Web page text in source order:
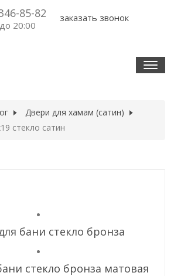
85-82
20:00
заказать звонок
T
Двери для хамам (сатин)
стекло сатин
бани стекло бронза
стекло бронза матовая